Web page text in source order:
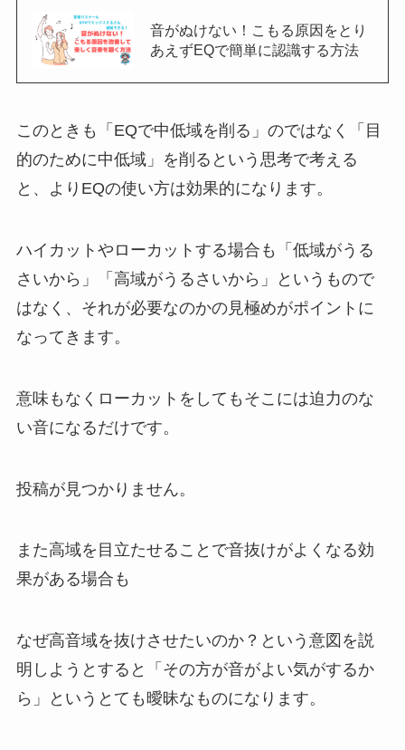
音がぬけない！こもる原因をとり
あえずEQで簡単に認識する方法
このときも「EQで中低域を削る」のではなく「目
的のために中低域」を削るという思考で考える
と、よりEQの使い方は効果的になります。
ハイカットやローカットする場合も「低域がうる
さいから」「高域がうるさいから」というもので
はなく、それが必要なのかの見極めがポイントに
なってきます。
意味もなくローカットをしてもそこには迫力のな
い音になるだけです。
投稿が見つかりません。
また高域を目立たせることで音抜けがよくなる効
果がある場合も
なぜ高音域を抜けさせたいのか？という意図を説
明しようとすると「その方が音がよい気がするか
ら」というとても曖昧なものになります。